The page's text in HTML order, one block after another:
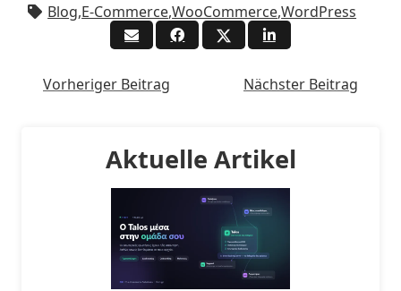
Blog,E-Commerce,WooCommerce,WordPress
Vorheriger Beitrag Nächster Beitrag
Aktuelle Artikel